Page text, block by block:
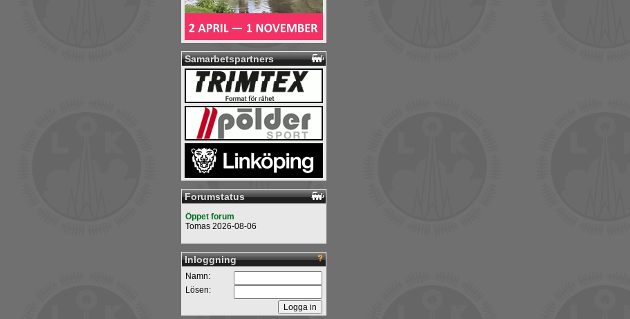
Samarbetspartners
Forumstatus
Öppet forum
Tomas 2026-08-06
Inloggning
Namn:
Lösen: